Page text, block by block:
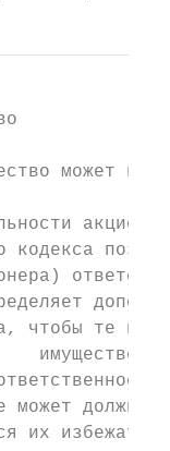
может
чтобы те не
может должным
их избежать